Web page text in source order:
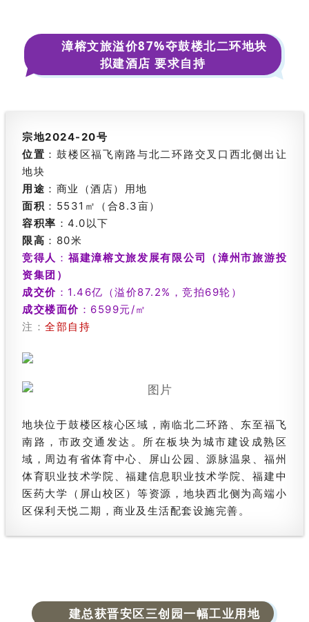
漳榕文旅溢价87%夺鼓楼北二环地块
拟建酒店 要求自持
宗地2024-20号
位置 ：鼓楼区福飞南路与北二环路交叉口西北侧出让
地块
用途 ：商业（酒店）用地
面积 ：5531㎡（合8.3亩）
容积率 ：4.0以下
限高 ：80米
竞得人 ： 福建漳榕文旅发展有限公司（漳州市旅游投
资集团）
成交价 ：1.46亿（溢价87.2%，竞拍69轮）
成交楼面价 ： 6599元/㎡
注： 全部自持
地块位于鼓楼区核心区域，南临北二环路、东至福飞
南路，市政交通发达。所在板块为城市建设成熟区
域，周边有省体育中心、屏山公园、源脉温泉、福州
体育职业技术学院、福建信息职业技术学院、福建中
医药大学（屏山校区）等资源，地块西北侧为高端小
区保利天悦二期，商业及生活配套设施完善。
建总获晋安区三创园一幅工业用地